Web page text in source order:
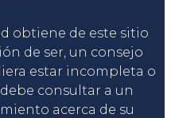
obtiene de este sitio
de ser, un consejo
estar incompleta o
consultar a un
acerca de su